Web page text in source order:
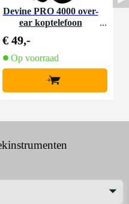
Devine PRO 4000 over-
ear koptelefoon
€ 49,-
Op voorraad
+